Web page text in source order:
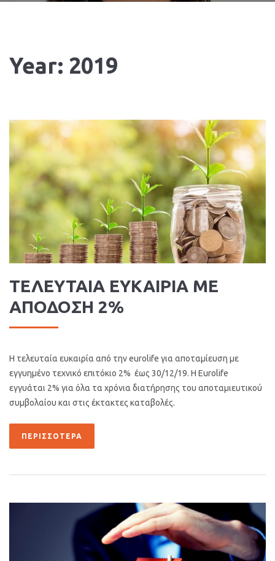
Year: 2019
ΤΕΛΕΥΤΑΙΑ ΕΥΚΑΙΡΙΑ ΜΕ
ΑΠΟΔΟΣΗ 2%
Η τελευταία ευκαιρία από την eurolife για αποταμίευση με
εγγυημένο τεχνικό επιτόκιο 2% έως 30/12/19. Η Eurolife
εγγυάται 2% για όλα τα χρόνια διατήρησης του αποταμιευτικού
συμβολαίου και στις έκτακτες καταβολές.
ΠΕΡΙΣΣΌΤΕΡΑ